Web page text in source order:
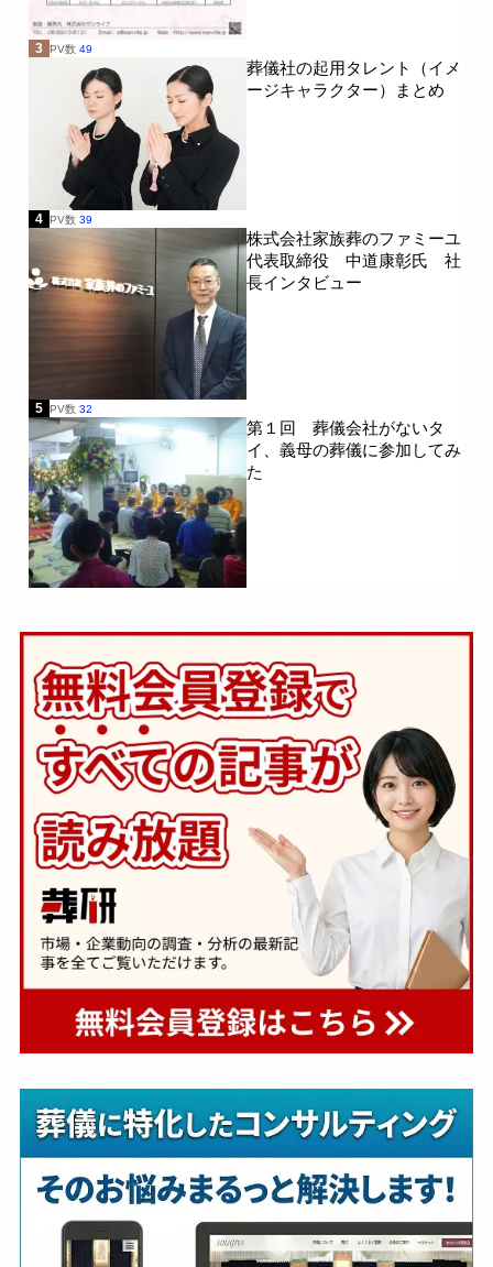
3 PV数 49
葬儀社の起用タレント（イメ
ージキャラクター）まとめ
4 PV数 39
株式会社家族葬のファミーユ
代表取締役 中道康彰氏 社
長インタビュー
5 PV数 32
第１回 葬儀会社がないタ
イ、義母の葬儀に参加してみ
た